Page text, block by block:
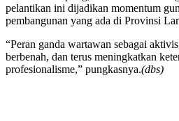
pelantikan ini dijadikan momentum
pembangunan yang ada di Provinsi
“Peran ganda wartawan sebagai
berbenah, dan terus meningkatkan
profesionalisme,” pungkasnya.(dbs)